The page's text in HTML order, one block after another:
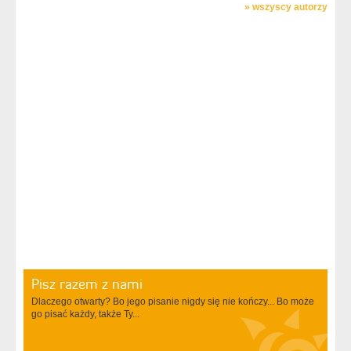
» wszyscy autorzy
Pisz razem z nami
Dlaczego otwarty? Bo jego pisanie nigdy się nie kończy... Bo może
go pisać każdy, także Ty...